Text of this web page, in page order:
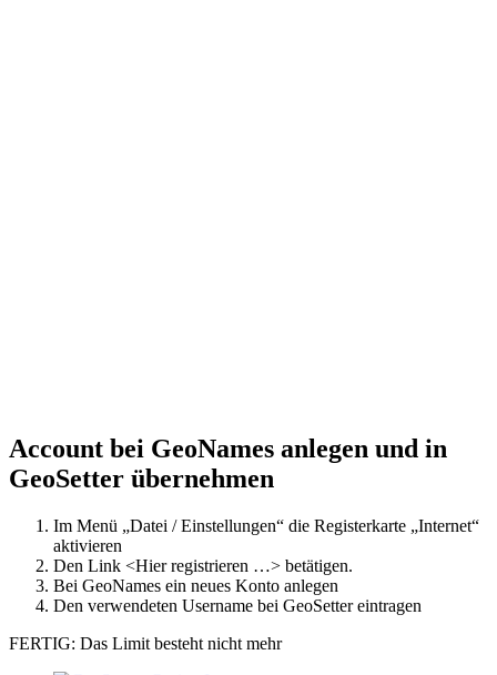
Account bei GeoNames anlegen und in
GeoSetter übernehmen
Im Menü „Datei / Einstellungen“ die Registerkarte „Internet“
aktivieren
Den Link <Hier registrieren …> betätigen.
Bei GeoNames ein neues Konto anlegen
Den verwendeten Username bei GeoSetter eintragen
FERTIG: Das Limit besteht nicht mehr